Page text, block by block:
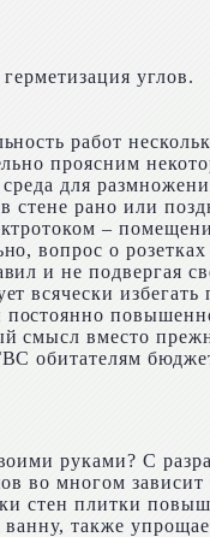
углов.
работ
проясним
для
стене рано или
–
вопрос о
и не подвергая
всячески
смысл вместо
обитателям
руками? С
во многом
стен плитки
также